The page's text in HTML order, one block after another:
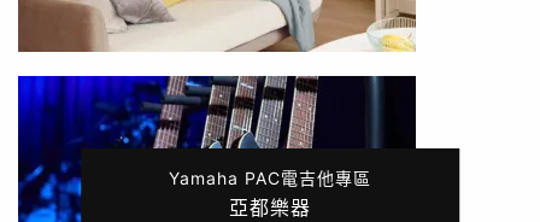
Yamaha PAC電吉他專區
亞都樂器